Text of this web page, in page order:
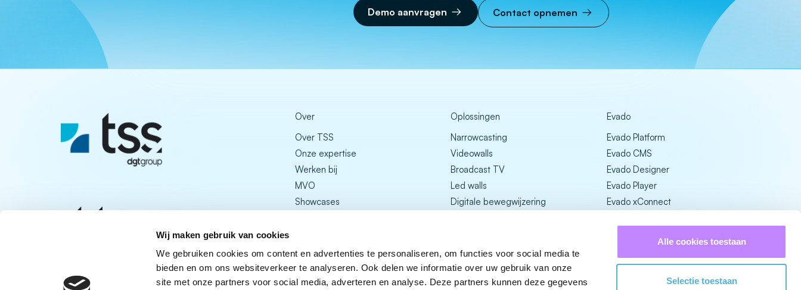
Wij maken gebruik van cookies
We gebruiken cookies om content en advertenties te personaliseren, om functies voor social media te
bieden en om ons websiteverkeer te analyseren. Ook delen we informatie over uw gebruik van onze
site met onze partners voor social media, adverteren en analyse. Deze partners kunnen deze gegevens
Alle cookies toestaan
Selectie toestaan
Demo aanvragen Contact opnemen
Over
Over TSS
Onze expertise
Werken bij
MVO
Showcases
2718 SC Zoetermeer
+31 (0) 182 555000
Oplossingen
Narrowcasting
Videowalls
Broadcast TV
Led walls
Digitale bewegwijzering
Roombooking
DOOH
Screensaver
Evado
Evado Platform
Evado CMS
Evado Designer
Evado Player
Evado xConnect